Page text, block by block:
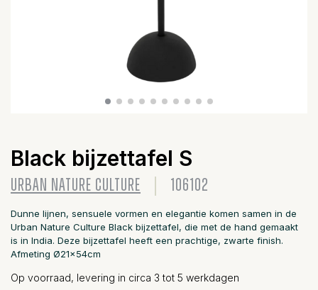
Black bijzettafel S
URBAN NATURE CULTURE 106102
Dunne lijnen, sensuele vormen en elegantie komen samen in de
Urban Nature Culture Black bijzettafel, die met de hand gemaakt
is in India. Deze bijzettafel heeft een prachtige, zwarte finish.
Afmeting Ø21x54cm
Op voorraad, levering in circa 3 tot 5 werkdagen